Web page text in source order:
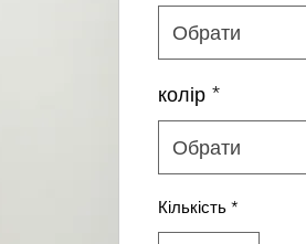
Обрати
колір *
Обрати
Кількість *